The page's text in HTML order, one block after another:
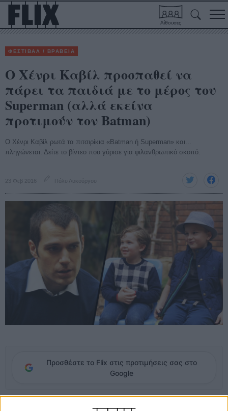
Αίθουσες
ΦΕΣΤΙΒΑΛ / ΒΡΑΒΕΙΑ
Ο Χένρι Καβίλ προσπαθεί να
πάρει τα παιδιά με το μέρος του
Superman (αλλά εκείνα
προτιμούν τον Batman)
Ο Χένρι Καβίλ ρωτά τα πιτσιρίκια «Batman ή Superman» και...
πληγώνεται. Δείτε το βίντεο που γύρισε για φιλανθρωπικό σκοπό.
23 Φεβ 2016 Πόλυ Λυκούργου
Προσθέστε το Flix στις προτιμήσεις σας στο
Google